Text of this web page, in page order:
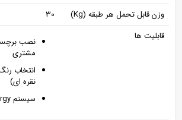
وزن قابل تحمل هر طبقه (Kg)
30
قابلیت ها
نصب
مشتری
انتخاب
نقره ای)
سیستم Save Energy